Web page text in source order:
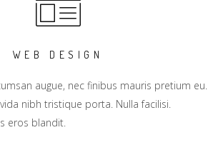
WEB DESIGN
augue, nec finibus mauris pretium eu.
nibh tristique porta. Nulla facilisi.
eros blandit.